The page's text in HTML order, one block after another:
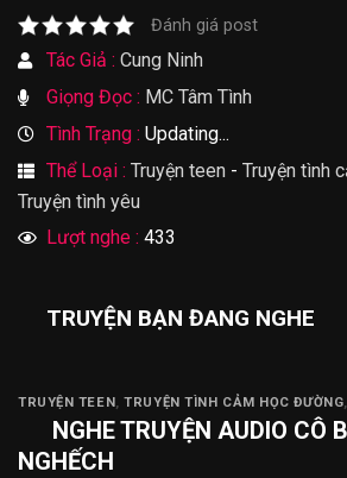
Đánh giá post
Tác Giả : Cung Ninh
Giọng Đọc : MC Tâm Tình
Tình Trạng : Updating...
Thể Loại : Truyện teen - Truyện tình
Truyện tình yêu
Lượt nghe : 433
TRUYỆN BẠN ĐANG NGHE
TRUYỆN TEEN,TRUYỆN TÌNH CẢM HỌC ĐƯỜNG
NGHETRUYỆN AUDIO CÔ
NGHẾCH